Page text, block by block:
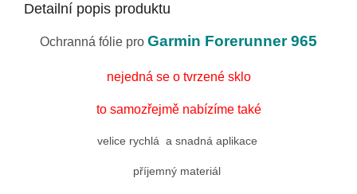
Detailní popis produktu
Ochranná fólie pro Garmin Forerunner 965
nejedná se o tvrzené sklo
to samozřejmě nabízíme také
velice rychlá a snadná aplikace
příjemný materiál